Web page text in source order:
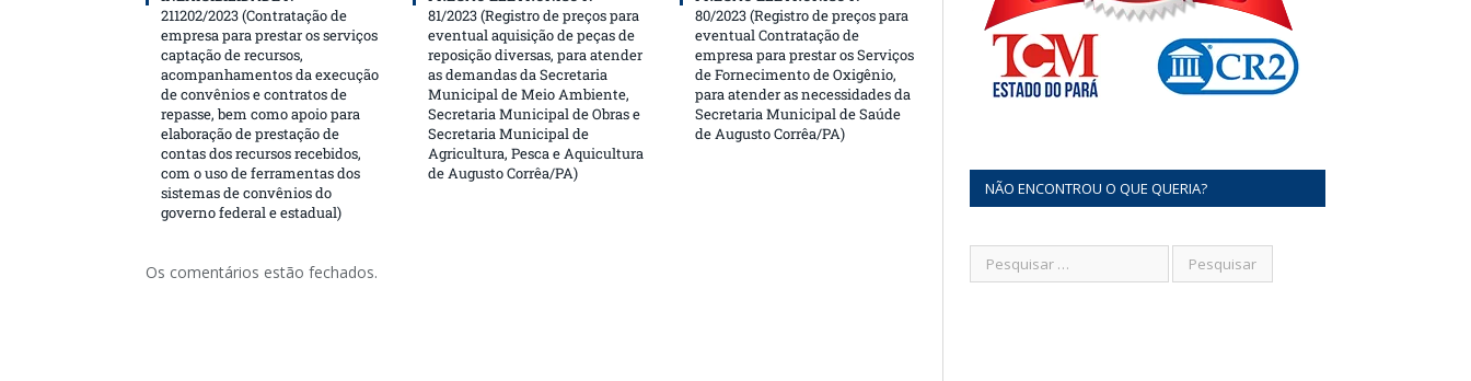
211202/2023 (Contratação de
empresa para prestar os serviços
captação de recursos,
acompanhamentos da execução
de convênios e contratos de
repasse, bem como apoio para
elaboração de prestação de
contas dos recursos recebidos,
com o uso de ferramentas dos
sistemas de convênios do
governo federal e estadual)
81/2023 (Registro de preços para
eventual aquisição de peças de
reposição diversas, para atender
as demandas da Secretaria
Municipal de Meio Ambiente,
Secretaria Municipal de Obras e
Secretaria Municipal de
Agricultura, Pesca e Aquicultura
de Augusto Corrêa/PA)
80/2023 (Registro de preços para
eventual Contratação de
empresa para prestar os Serviços
de Fornecimento de Oxigênio,
para atender as necessidades da
Secretaria Municipal de Saúde
de Augusto Corrêa/PA)
Os comentários estão fechados.
NÃO ENCONTROU O QUE QUERIA?